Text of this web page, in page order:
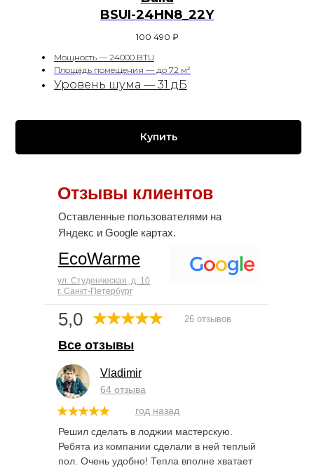
BSUI-24HN8_22Y
100 490 ₽
Мощность — 24000 BTU
Площадь помещения — до 72 м²
Уровень шума — 31 дБ
Купить
Отзывы клиентов
Оставленные пользователями на
Яндекс и Google картах.
5,0
ул. Студенческая, д. 10
г. Санкт-Петербург
EcoWarme
26 отзывов
Все отзывы
Vladimir
64 отзыва
год назад
Решил сделать в лоджии мастерскую.
Ребята из компании сделали в ней теплый
пол. Очень удобно! Тепла вполне хватает